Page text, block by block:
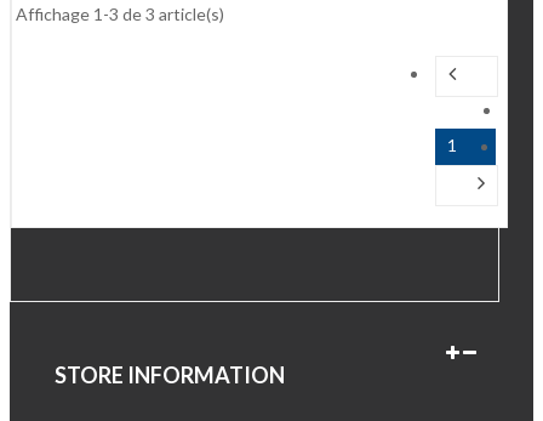
Affichage 1-3 de 3 article(s)
1
STORE INFORMATION